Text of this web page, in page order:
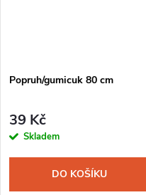
Popruh/gumicuk 80 cm
39 Kč
Skladem
DO KOŠÍKU